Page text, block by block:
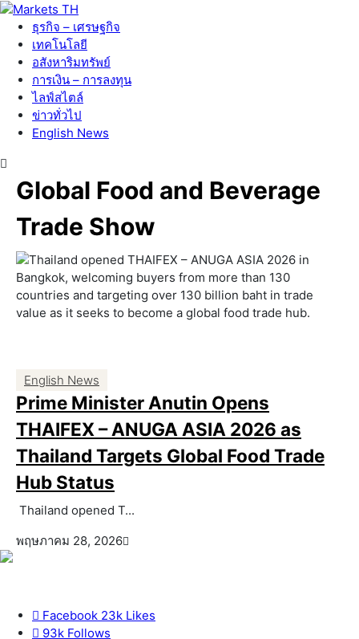
ธุรกิจ – เศรษฐกิจ
เทคโนโลยี
อสังหาริมทรัพย์
การเงิน – การลงทุน
ไลฟ์สไตล์
ข่าวทั่วไป
English News
Global Food and Beverage
Trade Show
English News
Prime Minister Anutin Opens
THAIFEX – ANUGA ASIA 2026 as
Thailand Targets Global Food Trade
Hub Status
Thailand opened T...
พฤษภาคม 28, 2026
Facebook 23k Likes
93k Follows